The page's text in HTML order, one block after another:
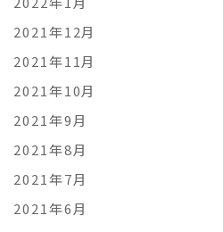
2021年12月
2021年11月
2021年10月
2021年9月
2021年8月
2021年7月
2021年6月